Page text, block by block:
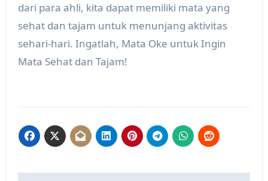
dari para ahli, kita dapat memiliki mata yang
sehat dan tajam untuk menunjang aktivitas
sehari-hari. Ingatlah, Mata Oke untuk Ingin
Mata Sehat dan Tajam!